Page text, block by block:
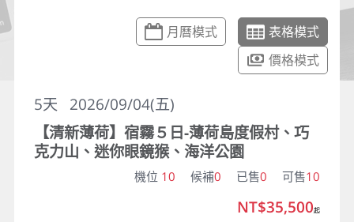
月曆模式
表格模式
價格模式
2026/09/04(五)
5天
【清新薄荷】宿霧５日-薄荷島度假村、巧
克力山、迷你眼鏡猴、海洋公園
機位 10 候補0 已售0 可售10
NT$35,500起